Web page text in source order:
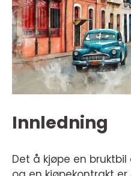
Innledning
Det å kjøpe en